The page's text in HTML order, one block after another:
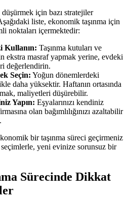
için bazı stratejiler
liste, ekonomik taşınma için
noktaları içermektedir:
Kullanın: Taşınma kutuları ve
ekstra masraf yapmak yerine, evdeki
değerlendirin.
Seçin: Yoğun dönemlerdeki
daha yüksektir. Haftanın ortasında
maliyetleri düşürebilir.
Yapın: Eşyalarınızı kendiniz
olan bağımlılığınızı azaltabilir
bir taşınma süreci geçirmeniz
yeni evinize sorunsuz bir
Sürecinde Dikkat